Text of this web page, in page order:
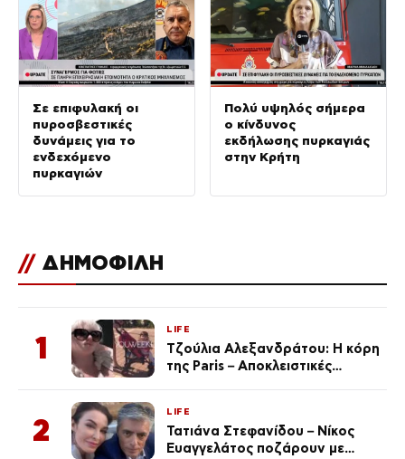
Σε επιφυλακή οι
πυροσβεστικές
δυνάμεις για το
ενδεχόμενο
πυρκαγιών
Πολύ υψηλός σήμερα
ο κίνδυνος
εκδήλωσης πυρκαγιάς
στην Κρήτη
// ΔΗΜΟΦΙΛΗ
1
LIFE
Τζούλια Αλεξανδράτου: Η κόρη
της Paris – Αποκλειστικές
2
LIFE
Τατιάνα Στεφανίδου – Νίκος
Ευαγγελάτος ποζάρουν με